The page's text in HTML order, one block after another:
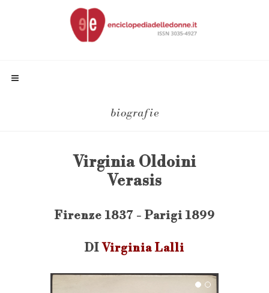
biografie
Virginia Oldoini
Verasis
Firenze 1837 - Parigi 1899
DIVirginia Lalli